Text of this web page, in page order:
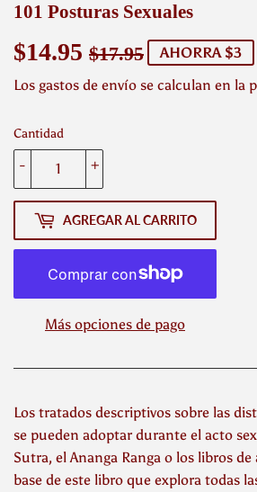
101 Posturas Sexuales
$14.95 $17.95 Precio
habitual
$17.95
Precio
de
$14.95
AHORRA $3
Los gastos de envío se calculan en la
Cantidad
+
-
AGREGAR AL CARRITO
Más opciones de pago
Los tratados descriptivos sobre las
se pueden adoptar durante el acto
Sutra, el Ananga Ranga o los libros
base de este libro que explora todas